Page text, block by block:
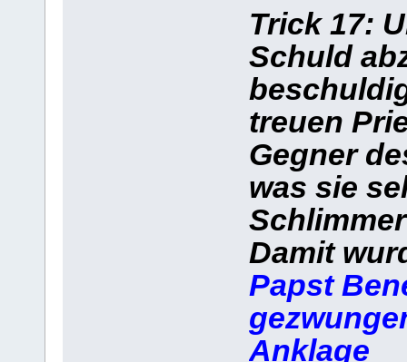
Trick 17:
Schuld
treuen
Gegner
was sie
Damit
Papst
Anklage